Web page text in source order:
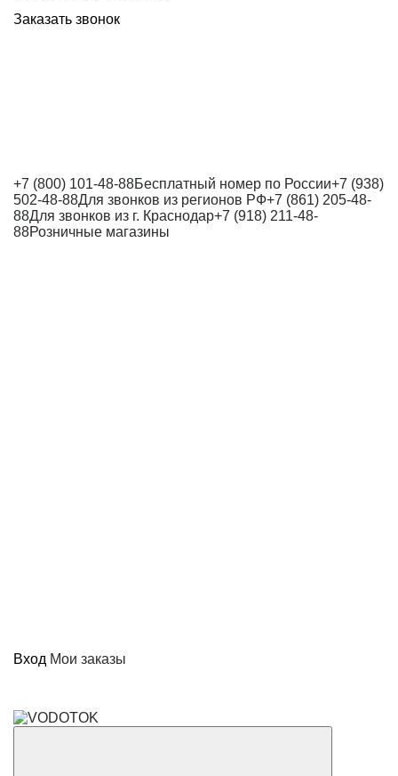
Заказать звонок
+7 (800) 101-48-88Бесплатный номер по России+7 (938)
502-48-88Для звонков из регионов РФ+7 (861) 205-48-
88Для звонков из г. Краснодар+7 (918) 211-48-
88Розничные магазины
Вход Мои заказы